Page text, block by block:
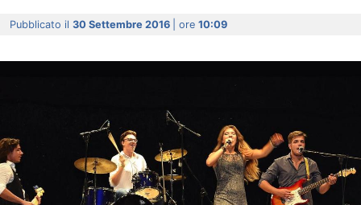
Pubblicato il 30 Settembre 2016 | ore 10:09